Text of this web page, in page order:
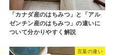
「カナダ産のはちみつ」と「アル
ゼンチン産のはちみつ」の違いに
ついて分かりやすく解説
言葉の違い